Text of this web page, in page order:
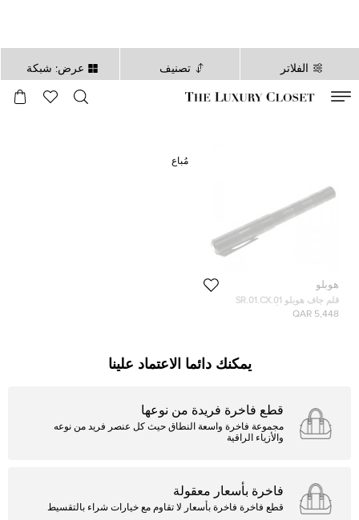
الفلاتر تصنيف عرض: شبكة
ثانية
هوبلو
قلم جاف هوبلو SR.01.CX.01
سيراميك تيتانيوم أسود إصدار محدود
5,448 QAR
مُباع
يمكنك دائما الاعتماد علينا
قطع فاخرة فريدة من نوعها
مجموعة فاخرة واسعة النطاق حيث كل عنصر فريد من نوعه
والأزياء الراقية
فاخرة بأسعار معقولة
قطع فاخرة فاخرة بأسعار لا تقاوم مع خيارات شراء بالتقسيط